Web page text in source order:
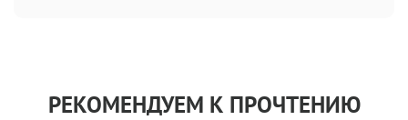
РЕКОМЕНДУЕМ К ПРОЧТЕНИЮ